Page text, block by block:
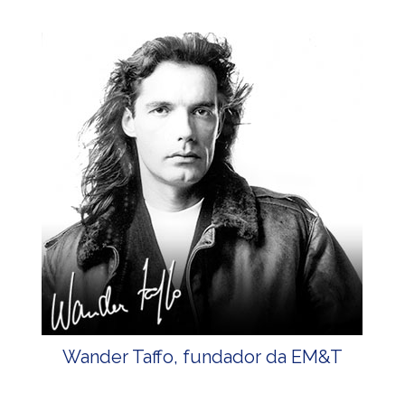
Wander Taffo, fundador da EM&T